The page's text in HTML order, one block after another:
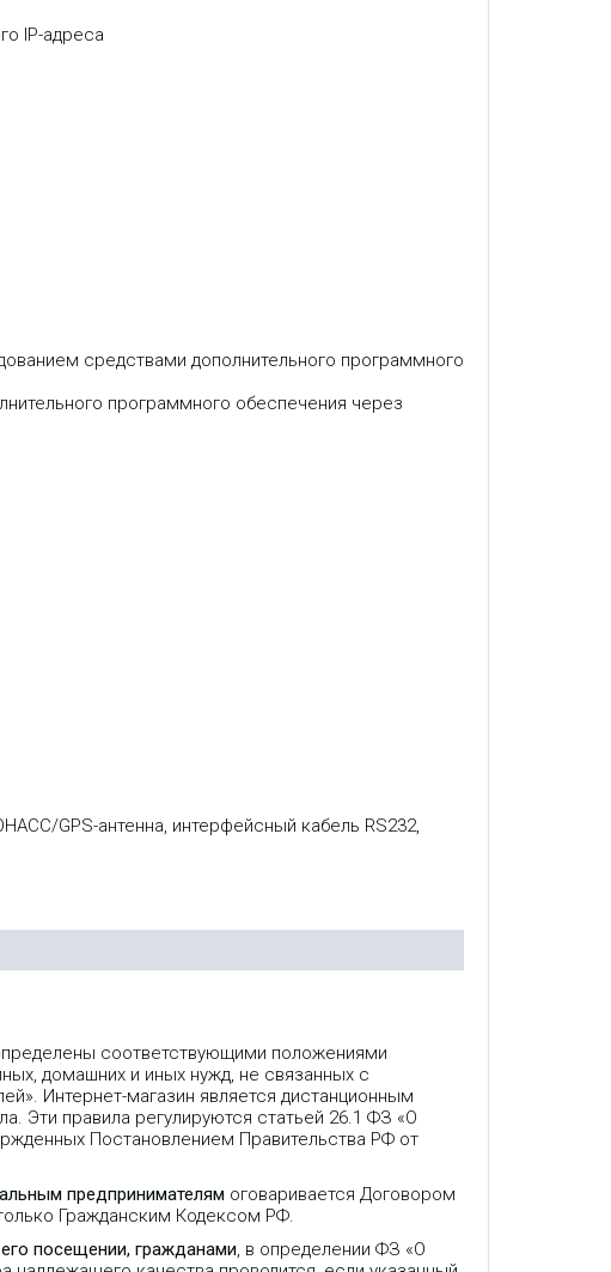
IP-адреса
средствами дополнительного программного
программного обеспечения через
GPS-антенна, интерфейсный кабель RS232,
соответствующими положениями
домашних и иных нужд, не связанных с
Интернет-магазин является дистанционным
Эти правила регулируются статьей 26.1 ФЗ «О
Постановлением Правительства РФ от
предпринимателям оговаривается Договором
Гражданским Кодексом РФ.
посещении, гражданами, в определении ФЗ «О